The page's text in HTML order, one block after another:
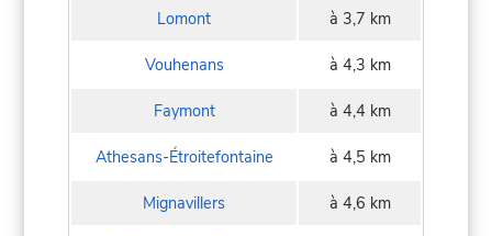
Lomont à 3,7 km
Vouhenans à 4,3 km
Faymont à 4,4 km
Athesans-Étroitefontaine à 4,5 km
Mignavillers à 4,6 km